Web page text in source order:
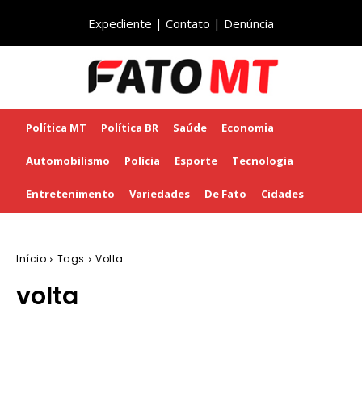
Expediente | Contato | Denúncia
Política MT Política BR Saúde Economia
Automobilismo Polícia Esporte Tecnologia
Entretenimento Variedades De Fato Cidades
Início Tags Volta
volta